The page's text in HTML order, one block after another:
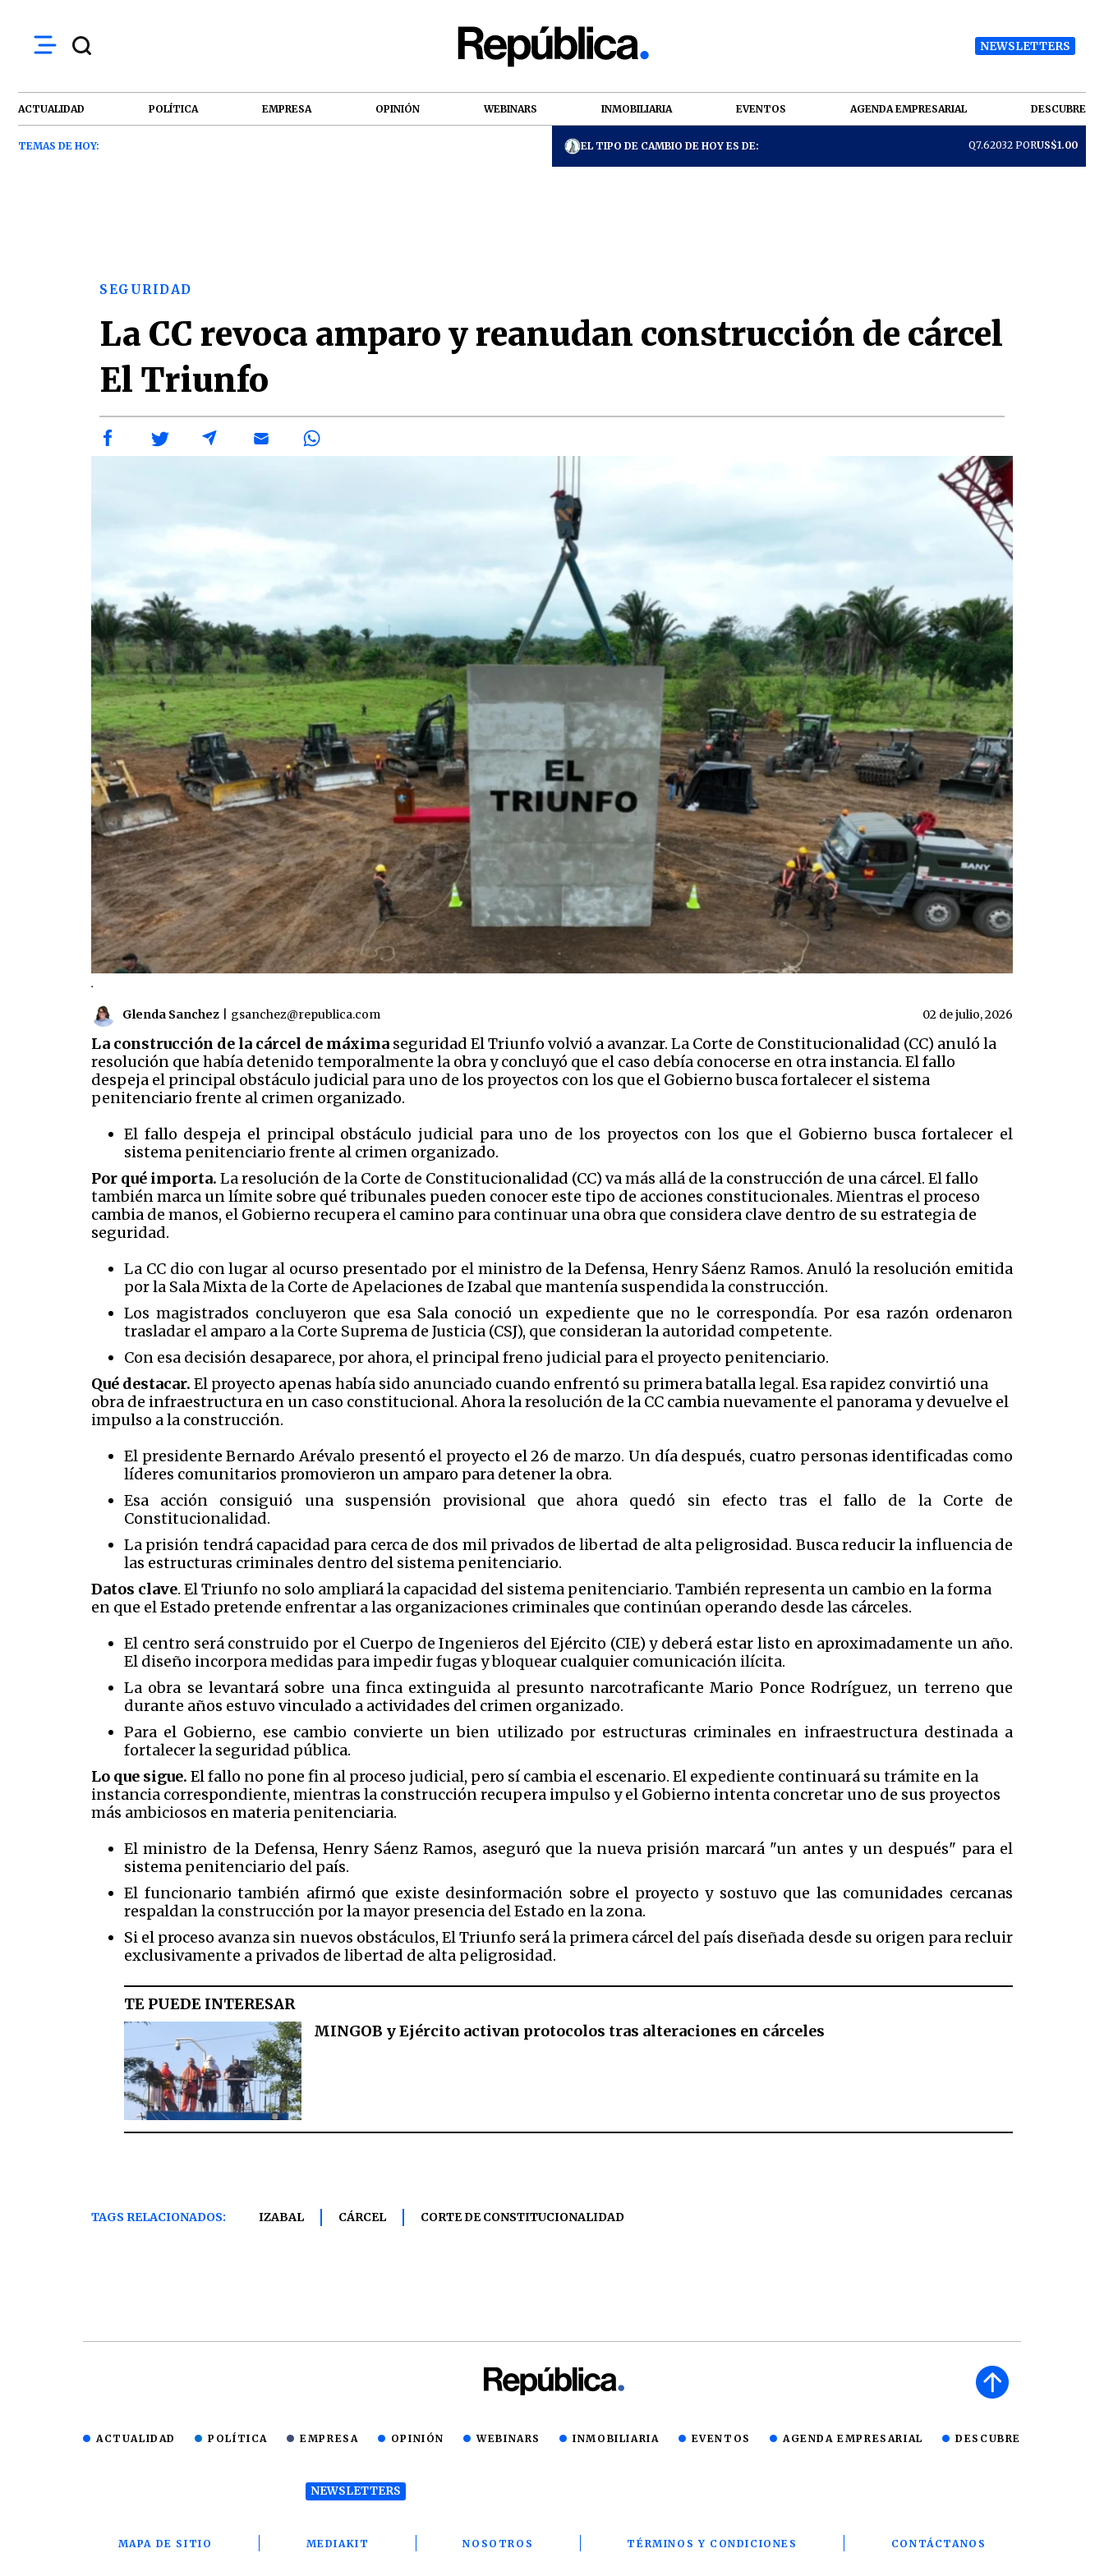
NEWSLETTERS
ACTUALIDAD POLÍTICA EMPRESA OPINIÓN WEBINARS INMOBILIARIA EVENTOS AGENDA EMPRESARIAL DESCUBRE
TEMAS DE HOY: EL TIPO DE CAMBIO DE HOY ES DE: Q7.62032 PORUS$1.00
SEGURIDAD
La CC revoca amparo y reanudan construcción de cárcel
El Triunfo
.
Glenda Sanchez gsanchez@republica.com 02 de julio, 2026
La construcción de la cárcel de máxima seguridad El Triunfo volvió a avanzar. La Corte de Constitucionalidad (CC) anuló la
resolución que había detenido temporalmente la obra y concluyó que el caso debía conocerse en otra instancia. El fallo
despeja el principal obstáculo judicial para uno de los proyectos con los que el Gobierno busca fortalecer el sistema
penitenciario frente al crimen organizado.
El fallo despeja el principal obstáculo judicial para uno de los proyectos con los que el Gobierno busca fortalecer el
sistema penitenciario frente al crimen organizado.
Por qué importa. La resolución de la Corte de Constitucionalidad (CC) va más allá de la construcción de una cárcel. El fallo
también marca un límite sobre qué tribunales pueden conocer este tipo de acciones constitucionales. Mientras el proceso
cambia de manos, el Gobierno recupera el camino para continuar una obra que considera clave dentro de su estrategia de
seguridad.
La CC dio con lugar al ocurso presentado por el ministro de la Defensa, Henry Sáenz Ramos.Anuló la resolución emitida
por la Sala Mixta de la Corte de Apelaciones de Izabal que mantenía suspendida la construcción.
Los magistrados concluyeron que esa Sala conoció un expediente que no le correspondía. Por esa razón ordenaron
trasladar el amparo a la Corte Suprema de Justicia (CSJ), que consideran la autoridad competente.
Con esa decisión desaparece, por ahora, el principal freno judicial para el proyecto penitenciario.
Qué destacar. El proyecto apenas había sido anunciado cuando enfrentó su primera batalla legal. Esa rapidez convirtió una
obra de infraestructura en un caso constitucional. Ahora la resolución de la CC cambia nuevamente el panorama y devuelve el
impulso a la construcción.
El presidenteBernardo Arévalo presentó el proyecto el 26 de marzo. Un día después, cuatro personas identificadas como
líderes comunitarios promovieron un amparo para detener la obra.
Esa acción consiguió una suspensión provisional que ahora quedó sin efecto tras el fallo de la Corte de
Constitucionalidad.
La prisión tendrá capacidad para cerca de dos mil privados de libertad de alta peligrosidad. Busca reducir la influencia de
las estructuras criminales dentro del sistema penitenciario.
Datos clave. El Triunfo no solo ampliará la capacidad del sistema penitenciario. También representa un cambio en la forma
en que el Estado pretende enfrentar a las organizaciones criminales que continúan operando desde las cárceles.
El centro será construido por el Cuerpo de Ingenieros del Ejército (CIE) y deberá estar listo en aproximadamente un año.
El diseño incorpora medidas para impedir fugas y bloquear cualquier comunicación ilícita.
La obra se levantará sobre una finca extinguida al presunto narcotraficante Mario Ponce Rodríguez, un terreno que
durante años estuvo vinculado a actividades del crimen organizado.
Para el Gobierno, ese cambio convierte un bien utilizado por estructuras criminales en infraestructura destinada a
fortalecer la seguridad pública.
Lo que sigue. El fallo no pone fin al proceso judicial, pero sí cambia el escenario. El expediente continuará su trámite en la
instancia correspondiente, mientras la construcción recupera impulso y el Gobierno intenta concretar uno de sus proyectos
más ambiciosos en materia penitenciaria.
El ministro de la Defensa,Henry Sáenz Ramos, aseguró que la nueva prisión marcará "un antes y un después" para el
sistema penitenciario del país.
El funcionario también afirmó que existe desinformación sobre el proyecto y sostuvo que las comunidades cercanas
respaldan la construcción por la mayor presencia del Estado en la zona.
Si el proceso avanza sin nuevos obstáculos, El Triunfo será la primera cárcel del país diseñada desde su origen para recluir
exclusivamente a privados de libertad de alta peligrosidad.
TE PUEDE INTERESAR
MINGOB y Ejército activan protocolos tras alteraciones en cárceles
TAGS RELACIONADOS: IZABAL CÁRCEL CORTE DE CONSTITUCIONALIDAD
ACTUALIDAD POLÍTICA EMPRESA OPINIÓN WEBINARS INMOBILIARIA EVENTOS AGENDA EMPRESARIAL DESCUBRE
NEWSLETTERS
MAPA DE SITIO MEDIAKIT NOSOTROS TÉRMINOS Y CONDICIONES CONTÁCTANOS